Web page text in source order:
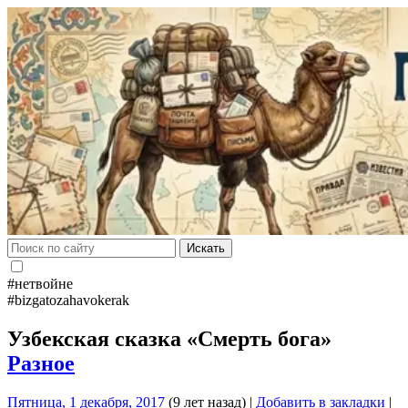
Искать
#нетвойне
#bizgatozahavokerak
Узбекская сказка «Смерть бога»
Разное
Пятница, 1 декабря, 2017 (9 лет назад) | Добавить в закладки |